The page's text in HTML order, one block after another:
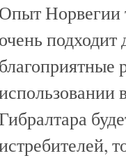
Опыт Норвегии
очень
благоприятные